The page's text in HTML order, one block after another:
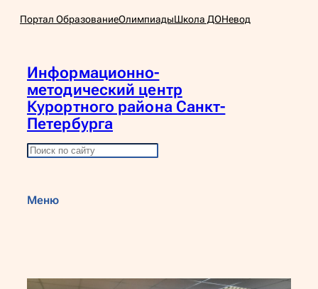
Перейти
Портал ОбразованиеОлимпиадыШкола ДОНевод
Информационно-
методический центр
Курортного района Санкт-
Петербурга
П
с
Меню